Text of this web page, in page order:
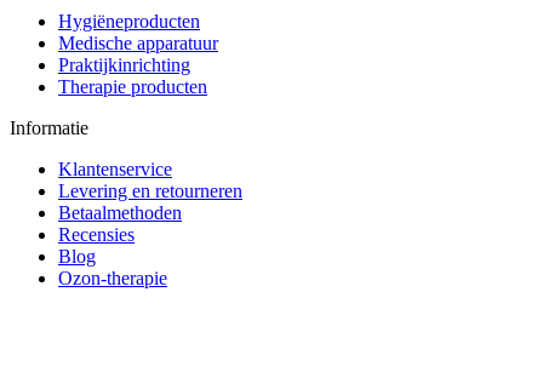
Hygiëneproducten
Medische apparatuur
Praktijkinrichting
Therapie producten
Informatie
Klantenservice
Levering en retourneren
Betaalmethoden
Recensies
Blog
Ozon-therapie